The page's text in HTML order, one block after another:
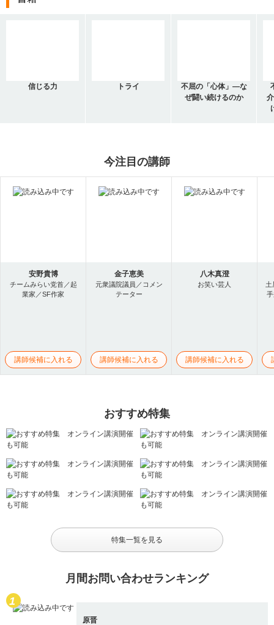
信じる力 トライ
不屈の「心体」―な
ぜ闘い続けるのか
今注目の講師
安野貴博
チームみらい党首／起
業家／SF作家
講師候補に入れる
金子恵美
元衆議院議員／コメン
テーター
講師候補に入れる
八木真澄
お笑い芸人
講師候補に入れる
土
おすすめ特集
特集一覧を見る
月間お問い合わせランキング
原晋